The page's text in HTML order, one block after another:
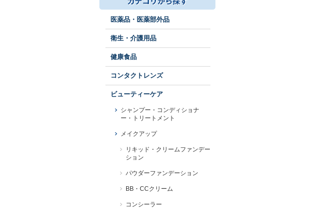
医薬品・医薬部外品
衛生・介護用品
健康食品
コンタクトレンズ
ビューティーケア
シャンプー・コンディショナ
ー・トリートメント
メイクアップ
リキッド・クリームファンデー
ション
パウダーファンデーション
BB・CCクリーム
コンシーラー